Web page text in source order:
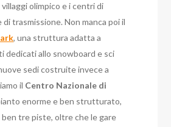
olimpico e i centri di
di trasmissione.Non manca poi il
, una struttura adatta a
dedicati allo snowboard e sci
sedi costruite invece a
il Centro Nazionale di
enorme e ben strutturato,
tre piste, oltre che le gare